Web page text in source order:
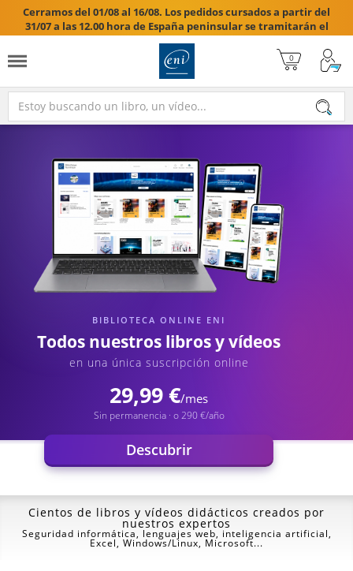
Cerramos del 01/08 al 16/08. Los pedidos cursados a partir del
31/07 a las 12.00 hora de España peninsular se tramitarán el
17/08/2026.

BIBLIOTECA ONLINE ENI
Todos nuestros libros y vídeos
en una única suscripción online
29,99 €/mes
Sin permanencia · o 290 €/año
Descubrir
Cientos de libros y vídeos didácticos creados por
nuestros expertos
Seguridad informática, lenguajes web, inteligencia artificial,
Excel, Windows/Linux, Microsoft...